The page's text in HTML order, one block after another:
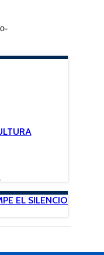
EL SILENCIO